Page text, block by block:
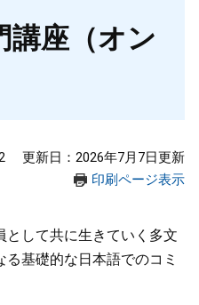
講座（オン
更新日：2026年7月7日更新
印刷ページ表示
して共に生きていく多文
基礎的な日本語でのコミ